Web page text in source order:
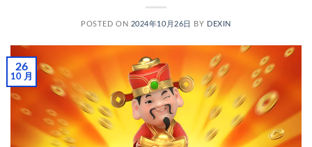
POSTED ON 2024年10月26日 BY DEXIN
26
10 月